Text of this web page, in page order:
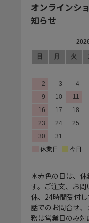
オンラインシ
知らせ
＊赤色の日は、
す。ご注文、お
休、24時間受付
話でのお問合せ
務は営業日のみ